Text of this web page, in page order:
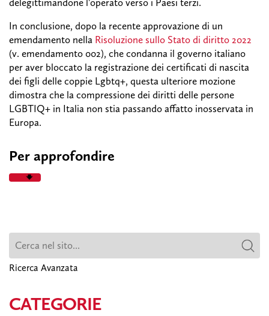
Ricerca Avanzata
CATEGORIE
delegittimandone l’operato verso i Paesi terzi.
In conclusione, dopo la recente approvazione di un
emendamento nella Risoluzione sullo Stato di diritto 2022
(v. emendamento 002), che condanna il governo italiano
per aver bloccato la registrazione dei certificati di nascita
dei figli delle coppie Lgbtq+, questa ulteriore mozione
dimostra che la compressione dei diritti delle persone
LGBTIQ+ in Italia non stia passando affatto inosservata in
Europa.
Per approfondire